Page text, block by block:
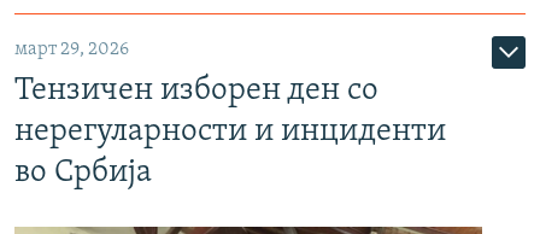
март 29, 2026
Тензичен изборен ден со
нерегуларности и инциденти
во Србија